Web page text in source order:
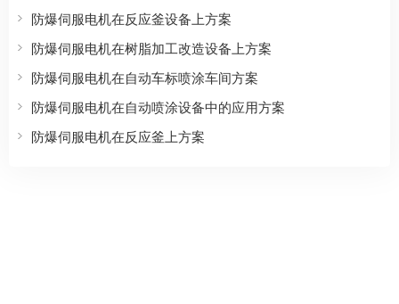
防爆伺服电机在反应釜设备上方案
防爆伺服电机在树脂加工改造设备上方案
防爆伺服电机在自动车标喷涂车间方案
防爆伺服电机在自动喷涂设备中的应用方案
防爆伺服电机在反应釜上方案